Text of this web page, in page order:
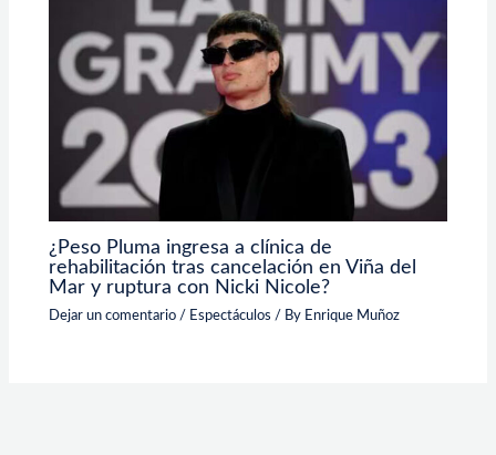
¿Peso Pluma ingresa a clínica de
rehabilitación tras cancelación en Viña del
Mar y ruptura con Nicki Nicole?
Dejar un comentario / Espectáculos / By Enrique Muñoz